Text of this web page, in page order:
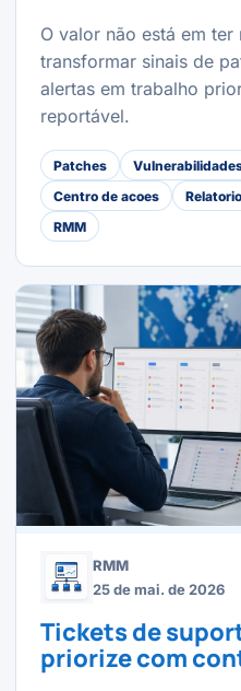
O valor não está em ter
transformar sinais de
alertas em trabalho
reportável.
Patches
Centro de acoes
RMM
RMM
25 de mai. de 2026
Tickets de
priorize com